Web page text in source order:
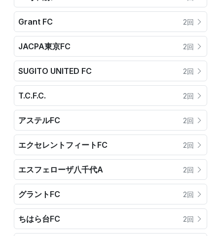
Grant FC 2回
JACPA東京FC 2回
SUGITO UNITED FC 2回
T.C.F.C. 2回
アステルFC 2回
エクセレントフィートFC 2回
エスフェローザ八千代A 2回
グラントFC 2回
ちはら台FC 2回